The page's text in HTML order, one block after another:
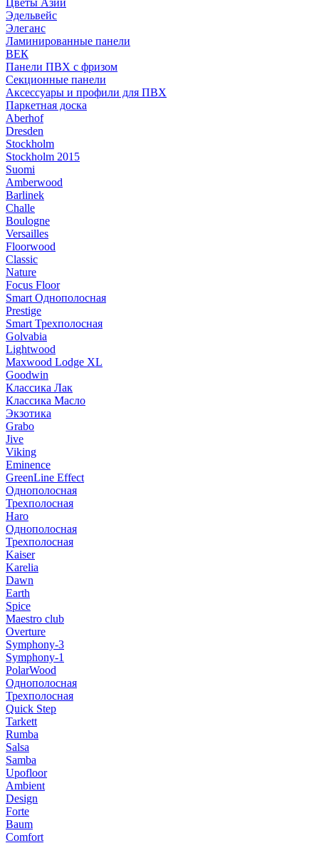
Цветы Азии
Эдельвейс
Элеганс
Ламинированные панели
ВЕК
Панели ПВХ с фризом
Секционные панели
Аксессуары и профили для ПВХ
Паркетная доска
Aberhof
Dresden
Stockholm
Stockholm 2015
Suomi
Amberwood
Barlinek
Challe
Boulogne
Versailles
Floorwood
Classic
Nature
Focus Floor
Smart Однополосная
Prestige
Smart Трехполосная
Golvabia
Lightwood
Maxwood Lodge XL
Goodwin
Классика Лак
Классика Масло
Экзотика
Grabo
Jive
Viking
Eminence
GreenLine Effect
Однополосная
Трехполосная
Haro
Однополосная
Трехполосная
Kaiser
Karelia
Dawn
Earth
Spice
Maestro club
Overture
Symphony-3
Symphony-1
PolarWood
Однополосная
Трехполосная
Quick Step
Tarkett
Rumba
Salsa
Samba
Upofloor
Ambient
Design
Forte
Baum
Comfort